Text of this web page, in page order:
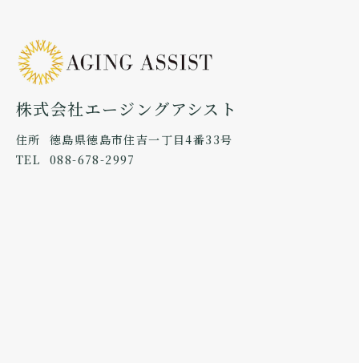
株式会社エージングアシスト
住所
徳島県徳島市住吉一丁目4番33号
TEL
088-678-2997